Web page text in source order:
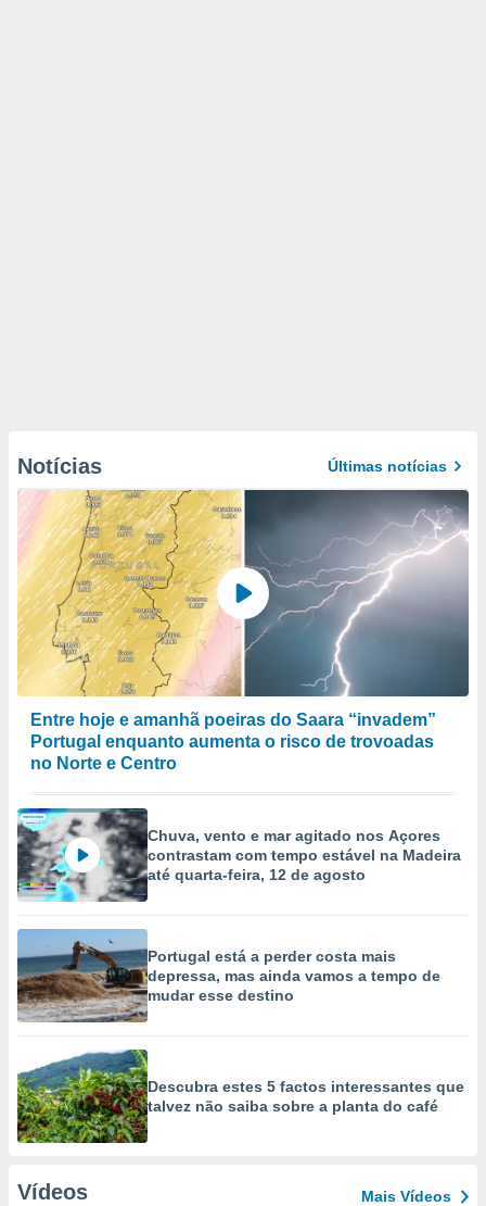
Notícias Últimas notícias
Entre hoje e amanhã poeiras do Saara “invadem”
Portugal enquanto aumenta o risco de trovoadas
no Norte e Centro
Chuva, vento e mar agitado nos Açores
contrastam com tempo estável na Madeira
até quarta-feira, 12 de agosto
Portugal está a perder costa mais
depressa, mas ainda vamos a tempo de
mudar esse destino
Descubra estes 5 factos interessantes que
talvez não saiba sobre a planta do café
Vídeos Mais Vídeos